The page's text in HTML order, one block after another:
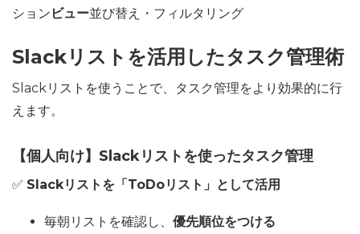
ション ビュー並び替え・フィルタリング
Slackリストを活用したタスク管理術
Slackリストを使うことで、タスク管理をより効果的に行
えます。
【個人向け】Slackリストを使ったタスク管理
✅ Slackリストを「ToDoリスト」として活用
毎朝リストを確認し、 優先順位をつける